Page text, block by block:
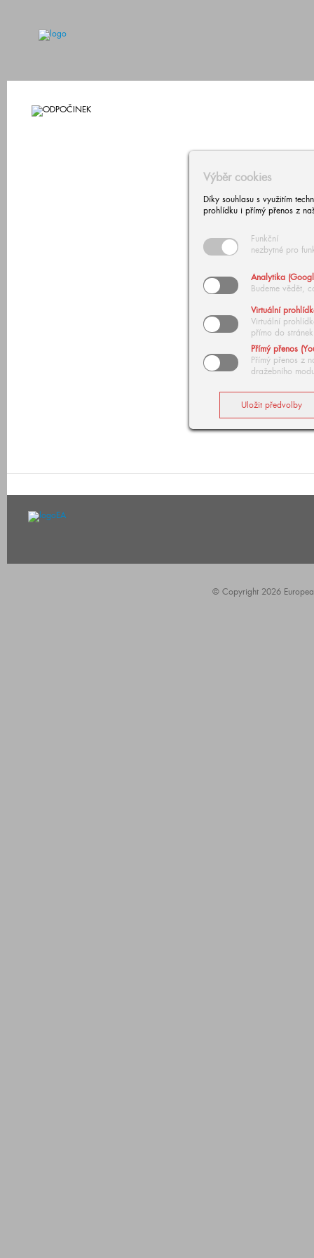
Výběr cookies
Díky souhlasu s využitím
prohlídku i přímý přenos z
Funkční
nezbytné pro
Analytika
Budeme vědět,
Virtuální
Virtuální
přímo do stránek
Přímý přenos
Přímý přenos z
dražebního
© Copyright 2026